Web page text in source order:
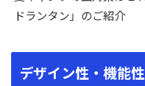
ドランタン」のご紹介
デザイン性・機能